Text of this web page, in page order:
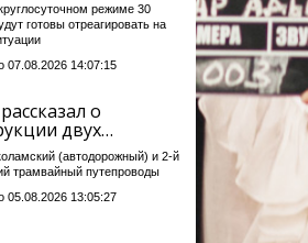
режиме 30
готовы отреагировать на
07.08.2026 14:07:15
о
двух…
(автодорожный) и 2-й
трамвайный путепроводы
05.08.2026 13:05:27